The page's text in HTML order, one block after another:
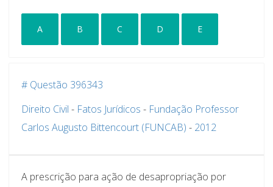
A B C D E
# Questão 396343
Direito Civil - Fatos Jurídicos - Fundação Professor
Carlos Augusto Bittencourt (FUNCAB) - 2012
A prescrição para ação de desapropriação por